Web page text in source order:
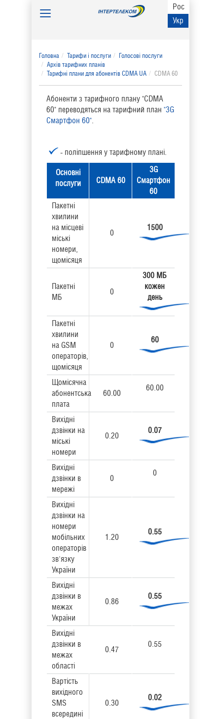
Рос
Укр
Toggle
Головна Тарифи і послуги
Голосові послуги
Архів тарифних планів
Тарифні плани для абонентів CDMA UA
CDMA 60
Абоненти з тарифного плану "CDMA
60" переводяться на тарифний план "3G
Смартфон 60".
- поліпшення у тарифному плані.
Основні
послуги
CDMA 60
3G
Смартфон
60
Пакетні
хвилини
на місцеві
міські
номери,
щомісяця
0
1500
Пакетні
МБ
0
300 МБ
кожен
день
Пакетні
хвилини
на GSM
операторів,
щомісяця
0
60
Щомісячна
абонентська
плата
60.00
60.00
Вихідні
дзвінки на
міські
номери
0.20
0.07
Вихідні
дзвінки в
мережі
0
0
Вихідні
дзвінки на
номери
мобільних
операторів
зв'язку
України
1.20
0.55
Вихідні
дзвінки в
межах
України
0.86
0.55
Вихідні
дзвінки в
межах
області
0.47
0.55
Вартість
вихідного
SMS
всередині
0.30
0.02